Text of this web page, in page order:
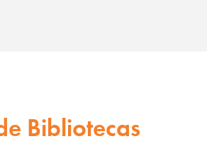
Bibliotecas